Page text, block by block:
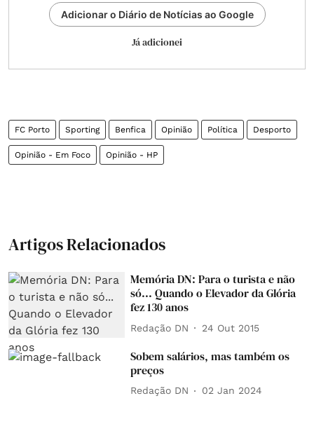
Adicionar o Diário de Notícias ao Google
Já adicionei
FC Porto Sporting Benfica Opinião Política Desporto
Opinião - Em Foco Opinião - HP
Artigos Relacionados
Memória DN: Para o turista e não
só... Quando o Elevador da Glória
fez 130 anos
Redação DN 24 Out 2015
Sobem salários, mas também os
preços
Redação DN 02 Jan 2024